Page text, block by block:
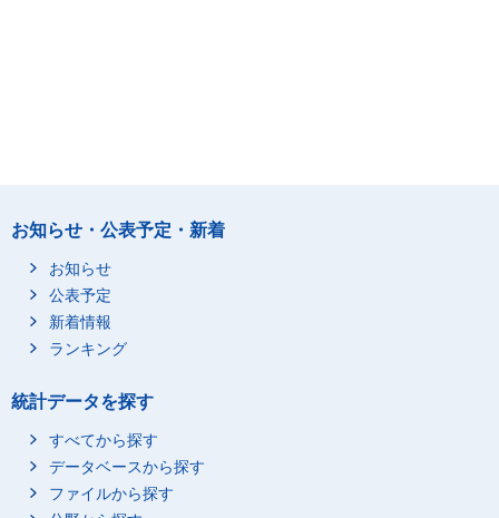
お知らせ・公表予定・新着
お知らせ
公表予定
新着情報
ランキング
統計データを探す
すべてから探す
データベースから探す
ファイルから探す